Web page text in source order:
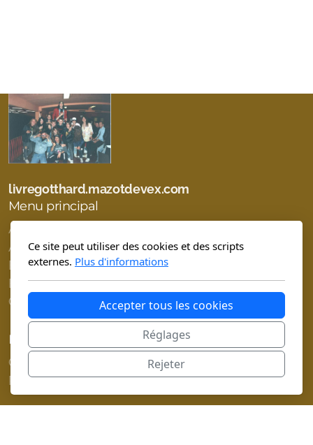
livregotthard.mazotdevex.com
Menu principal
Accueil
À propos de
Boutique
Blog
Contact
Légal
Conditions d'utilisation
Politique de confidentialité
Ce site peut utiliser des cookies et des scripts
externes. Plus d'informations
Accepter tous les cookies
Réglages
Rejeter